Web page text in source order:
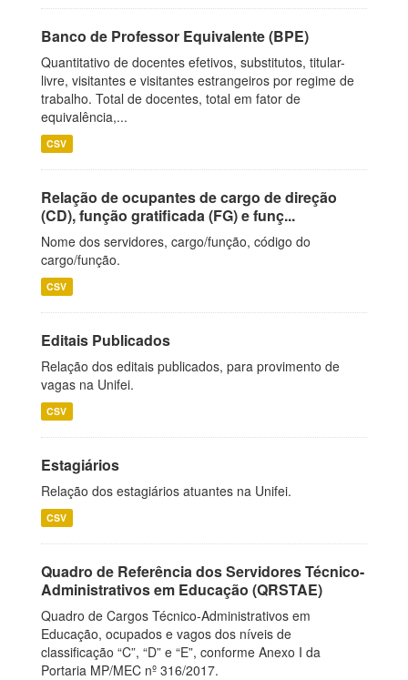
Banco de Professor Equivalente (BPE)
Quantitativo de docentes efetivos, substitutos, titular-
livre, visitantes e visitantes estrangeiros por regime de
trabalho. Total de docentes, total em fator de
equivalência,...
CSV
Relação de ocupantes de cargo de direção
(CD), função gratificada (FG) e funç...
Nome dos servidores, cargo/função, código do
cargo/função.
CSV
Editais Publicados
Relação dos editais publicados, para provimento de
vagas na Unifei.
CSV
Estagiários
Relação dos estagiários atuantes na Unifei.
CSV
Quadro de Referência dos Servidores Técnico-
Administrativos em Educação (QRSTAE)
Quadro de Cargos Técnico-Administrativos em
Educação, ocupados e vagos dos níveis de
classificação “C”, “D” e “E”, conforme Anexo I da
Portaria MP/MEC nº 316/2017.